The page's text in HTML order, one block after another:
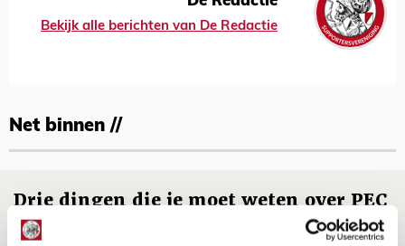
Bekijk alle berichten van De Redactie
Net binnen //
Drie dingen die je moet weten over PEC
Zwolle - Ajax